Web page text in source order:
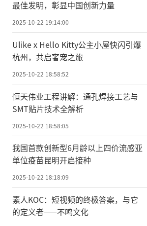
最佳发明，彰显中国创新力量
2025-10-22 19:14:00
Ulike x Hello Kitty公主小屋快闪引爆
杭州，共启奢宠之旅
2025-10-22 18:58:52
恒天伟业工程讲解：通孔焊接工艺与
SMT贴片技术全解析
2025-10-22 18:58:05
我国首款创新型6月龄以上四价流感亚
单位疫苗昆明开启接种
2025-10-22 18:18:09
素人KOC：短视频的终极答案，与它
的定义者——不鸣文化